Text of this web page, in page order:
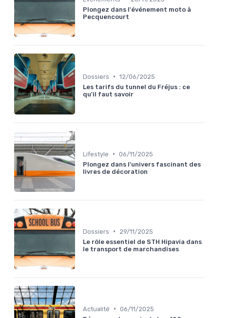
Plongez dans l'événement moto à
Pecquencourt
Dossiers • 12/06/2025
Les tarifs du tunnel du Fréjus : ce
qu'il faut savoir
Lifestyle • 06/11/2025
Plongez dans l'univers fascinant des
livres de décoration
Dossiers •
29/11/2025
Le rôle essentiel de STH Hipavia dans
le transport de marchandises
Actualité • 06/11/2025